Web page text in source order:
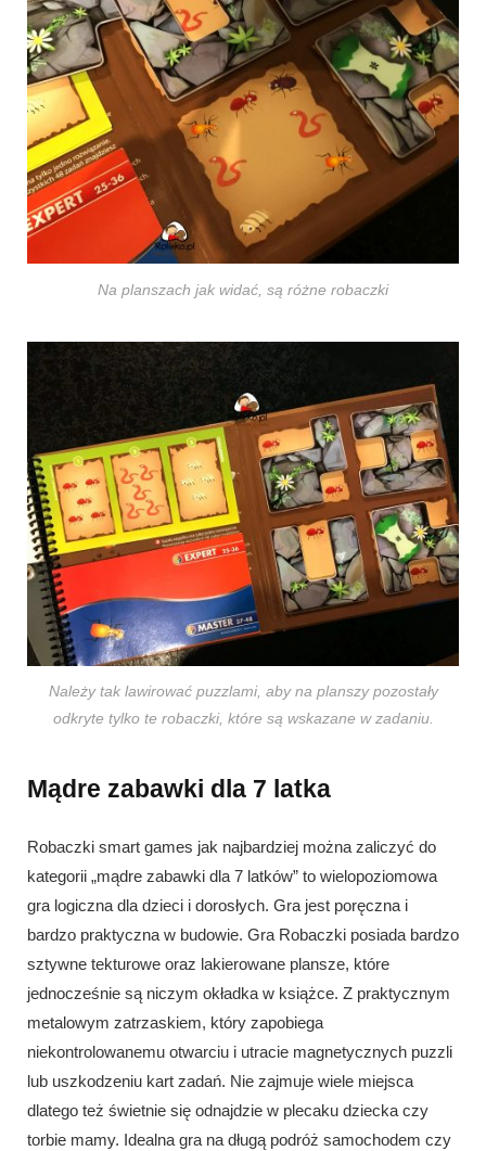
Na planszach jak widać, są różne robaczki
Należy tak lawirować puzzlami, aby na planszy pozostały
odkryte tylko te robaczki, które są wskazane w zadaniu.
Mądre zabawki dla 7 latka
Robaczki smart games jak najbardziej można zaliczyć do
kategorii „mądre zabawki dla 7 latków” to wielopoziomowa
gra logiczna dla dzieci i dorosłych. Gra jest poręczna i
bardzo praktyczna w budowie. Gra Robaczki posiada bardzo
sztywne tekturowe oraz lakierowane plansze, które
jednocześnie są niczym okładka w książce. Z praktycznym
metalowym zatrzaskiem, który zapobiega
niekontrolowanemu otwarciu i utracie magnetycznych puzzli
lub uszkodzeniu kart zadań. Nie zajmuje wiele miejsca
dlatego też świetnie się odnajdzie w plecaku dziecka czy
torbie mamy. Idealna gra na długą podróż samochodem czy